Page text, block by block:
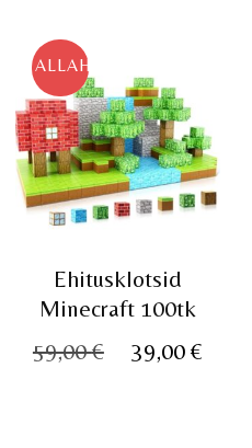
ALLAHINDLUS!
Ehitusklotsid
Minecraft 100tk
59,00€
Algne
39,00 €